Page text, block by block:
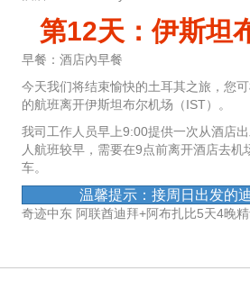
第12天：伊斯坦
早餐：酒店內早餐
今天我们将结束愉快的土耳其之旅，您
的航班离开伊斯坦布尔机场（IST）。
我司工作人员早上9:00提供一次从酒店
人航班较早，需要在9点前离开酒店去机
车。
温馨提示：接周日出发的
奇迹中东 阿联酋迪拜+阿布扎比5天4晚精